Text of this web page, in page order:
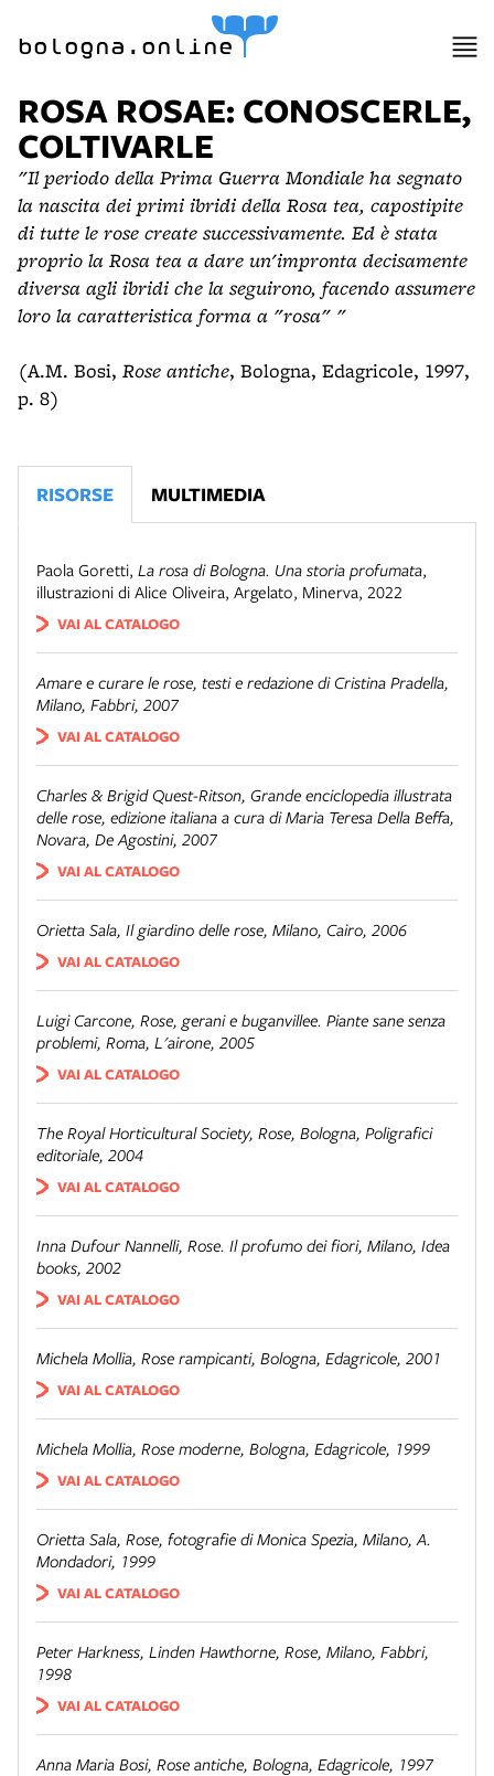
bologna.online
ROSA ROSAE: CONOSCERLE,
COLTIVARLE
"Il periodo della Prima Guerra Mondiale ha segnato
la nascita dei primi ibridi della Rosa tea, capostipite
di tutte le rose create successivamente. Ed è stata
proprio la Rosa tea a dare un'impronta decisamente
diversa agli ibridi che la seguirono, facendo assumere
loro la caratteristica forma a "rosa" "
(A.M. Bosi, Rose antiche, Bologna, Edagricole, 1997,
p. 8)
RISORSE MULTIMEDIA
Paola Goretti, La rosa di Bologna. Una storia profumata,
illustrazioni di Alice Oliveira, Argelato, Minerva, 2022
VAI AL CATALOGO
Amare e curare le rose, testi e redazione di Cristina Pradella,
Milano, Fabbri, 2007
VAI AL CATALOGO
Charles & Brigid Quest-Ritson, Grande enciclopedia illustrata
delle rose, edizione italiana a cura di Maria Teresa Della Beffa,
Novara, De Agostini, 2007
VAI AL CATALOGO
Orietta Sala, Il giardino delle rose, Milano, Cairo, 2006
VAI AL CATALOGO
Luigi Carcone, Rose, gerani e buganvillee. Piante sane senza
problemi, Roma, L'airone, 2005
VAI AL CATALOGO
The Royal Horticultural Society, Rose, Bologna, Poligrafici
editoriale, 2004
VAI AL CATALOGO
Inna Dufour Nannelli, Rose. Il profumo dei fiori, Milano, Idea
books, 2002
VAI AL CATALOGO
Michela Mollia, Rose rampicanti, Bologna, Edagricole, 2001
VAI AL CATALOGO
Michela Mollia, Rose moderne, Bologna, Edagricole, 1999
VAI AL CATALOGO
Orietta Sala, Rose, fotografie di Monica Spezia, Milano, A.
Mondadori, 1999
VAI AL CATALOGO
Peter Harkness, Linden Hawthorne, Rose, Milano, Fabbri,
1998
VAI AL CATALOGO
Anna Maria Bosi, Rose antiche, Bologna, Edagricole, 1997